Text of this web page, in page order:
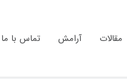
مقالات آرامش تماس با ما